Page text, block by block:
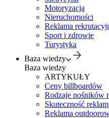
Motoryzacja
Nieruchomości
Reklama
Sport i zdrowie
Turystyka
Baza wiedzy
Baza wiedzy
ARTYKUŁY
Ceny billboardów
Rodzaje nośników
Skuteczność
Reklama